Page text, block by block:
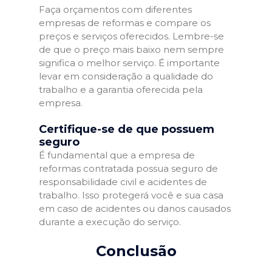
Faça orçamentos com diferentes
empresas de reformas e compare os
preços e serviços oferecidos. Lembre-se
de que o preço mais baixo nem sempre
significa o melhor serviço. É importante
levar em consideração a qualidade do
trabalho e a garantia oferecida pela
empresa.
Certifique-se de que possuem
seguro
É fundamental que a empresa de
reformas contratada possua seguro de
responsabilidade civil e acidentes de
trabalho. Isso protegerá você e sua casa
em caso de acidentes ou danos causados
durante a execução do serviço.
Conclusão